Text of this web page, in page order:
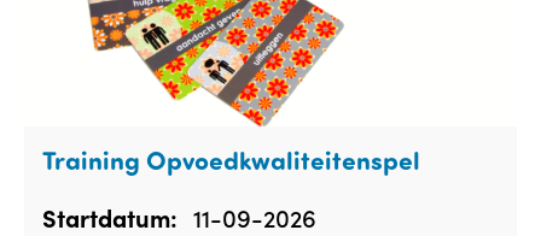
Training Opvoedkwaliteitenspel
Startdatum: 11-09-2026